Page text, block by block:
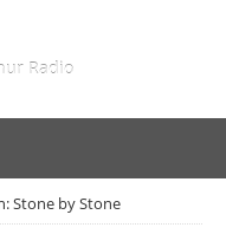
Stone by Stone